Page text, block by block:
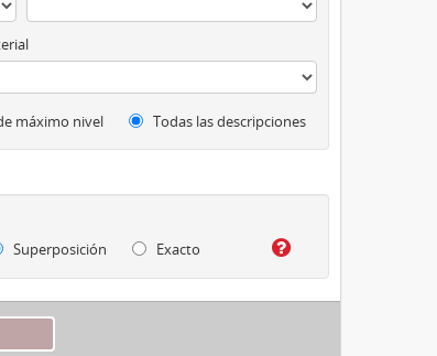
máximo nivel Todas las descripciones
Superposición
Exacto